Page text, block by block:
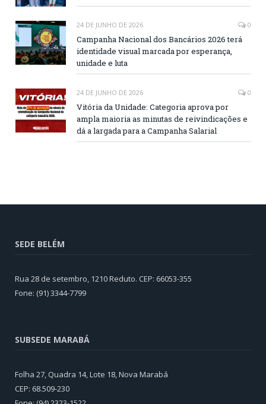
24 DE JUNHO DE 2026 0
Campanha Nacional dos Bancários 2026 terá
identidade visual marcada por esperança,
unidade e luta
24 DE JUNHO DE 2026 0
Vitória da Unidade: Categoria aprova por
ampla maioria as minutas de reivindicações e
dá a largada para a Campanha Salarial
SEDE BELÉM
Rua 28 de setembro, 1210 Reduto. CEP: 66053-355
Fone: (91) 3344-7799
SUBSEDE MARABÁ
Folha 27, Quadra 14, Lote 18, Nova Marabá
CEP: 68.509-230